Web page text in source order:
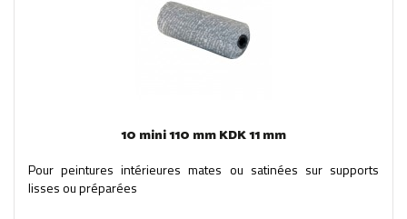
10 mini 110 mm KDK 11 mm
Pour peintures intérieures mates ou satinées sur supports
lisses ou préparées